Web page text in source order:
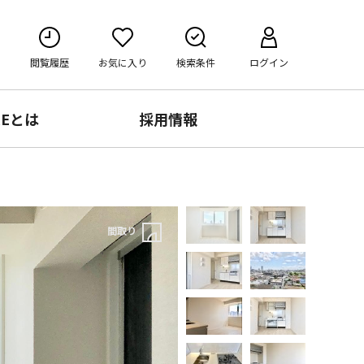
閲覧履歴 お気に入り 検索条件 ログイン
とは 採用情報
間取り